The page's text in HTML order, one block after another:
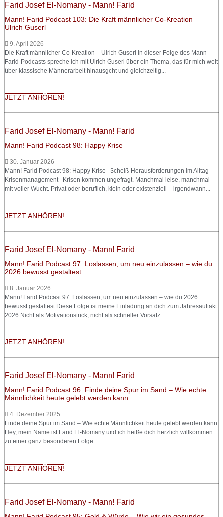
Farid Josef El-Nomany - Mann! Farid
Mann! Farid Podcast 103: Die Kraft männlicher Co-Kreation –
Ulrich Guserl
9. April 2026
Die Kraft männlicher Co-Kreation – Ulrich Guserl In dieser Folge des Mann-
Farid-Podcasts spreche ich mit Ulrich Guserl über ein Thema, das für mich weit
über klassische Männerarbeit hinausgeht und gleichzeitig...
JETZT ANHÖREN!
Farid Josef El-Nomany - Mann! Farid
Mann! Farid Podcast 98: Happy Krise
30. Januar 2026
Mann! Farid Podcast 98: Happy Krise Scheiß-Herausforderungen im Alltag –
Krisenmanagement Krisen kommen ungefragt. Manchmal leise, manchmal
mit voller Wucht. Privat oder beruflich, klein oder existenziell – irgendwann...
JETZT ANHÖREN!
Farid Josef El-Nomany - Mann! Farid
Mann! Farid Podcast 97: Loslassen, um neu einzulassen – wie du
2026 bewusst gestaltest
8. Januar 2026
Mann! Farid Podcast 97: Loslassen, um neu einzulassen – wie du 2026
bewusst gestaltest Diese Folge ist meine Einladung an dich zum Jahresauftakt
2026.Nicht als Motivationstrick, nicht als schneller Vorsatz...
JETZT ANHÖREN!
Farid Josef El-Nomany - Mann! Farid
Mann! Farid Podcast 96: Finde deine Spur im Sand – Wie echte
Männlichkeit heute gelebt werden kann
4. Dezember 2025
Finde deine Spur im Sand – Wie echte Männlichkeit heute gelebt werden kann
Hey, mein Name ist Farid El-Nomany und ich heiße dich herzlich willkommen
zu einer ganz besonderen Folge...
JETZT ANHÖREN!
Farid Josef El-Nomany - Mann! Farid